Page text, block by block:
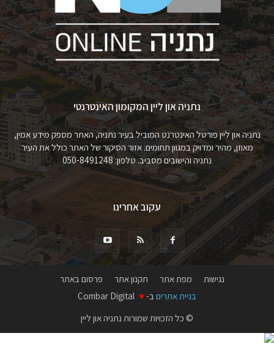
נתניה און ליין המקומון האינטרנטי
נתניה און ליין פורטל האינטרנט המוביל בעיר נתניה, האתר מספק מידע אמין,
מאוזן, מהיר ומדויק במגוון תחומים. אזור הסיקור של האתר כולל את העיר
נתניה והישובים מסביב. טלפון: 050-8491248
עקוב אחרינו
נגישות מפת אתר תקנון אתר
פרסום באתר
בניית אתרים ב- ♥
© כל הזכויות שמורות נתניה און ליין